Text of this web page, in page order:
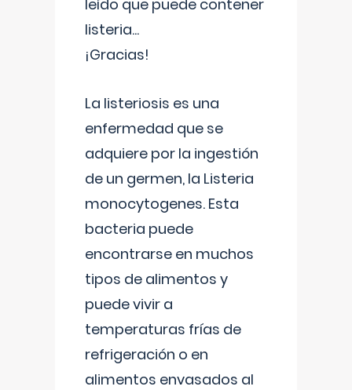
leído que puede contener
listeria...
¡Gracias!
La listeriosis es una
enfermedad que se
adquiere por la ingestión
de un germen, la Listeria
monocytogenes. Esta
bacteria puede
encontrarse en muchos
tipos de alimentos y
puede vivir a
temperaturas frías de
refrigeración o en
alimentos envasados al